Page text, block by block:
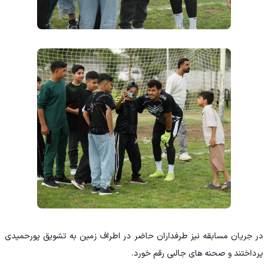
در جریان مسابقه نیز طرفداران حاضر در اطراف زمین به تشویق پورحمیدی
پرداختند و صحنه های جالبی رقم خورد.